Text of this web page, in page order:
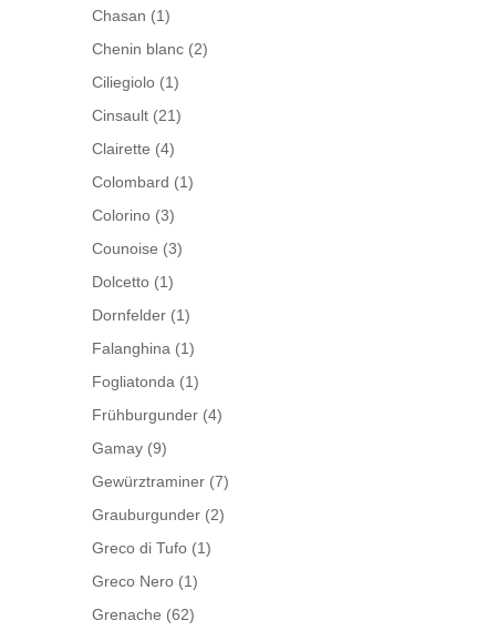
Chasan (1)
Chenin blanc (2)
Ciliegiolo (1)
Cinsault (21)
Clairette (4)
Colombard (1)
Colorino (3)
Counoise (3)
Dolcetto (1)
Dornfelder (1)
Falanghina (1)
Fogliatonda (1)
Frühburgunder (4)
Gamay (9)
Gewürztraminer (7)
Grauburgunder (2)
Greco di Tufo (1)
Greco Nero (1)
Grenache (62)